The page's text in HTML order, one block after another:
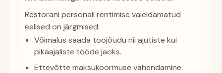
Restorani personali rentimise vaieldamatud
eelised on järgmised:
Võimalus saada tööjõudu nii ajutiste kui
pikaajaliste tööde jaoks.
Ettevõtte maksukoormuse vähendamine.